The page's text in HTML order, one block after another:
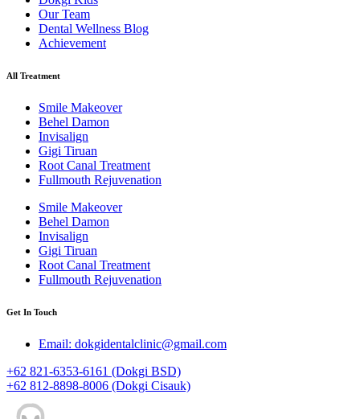
Our Team
Dental Wellness Blog
Achievement
All Treatment
Smile Makeover
Behel Damon
Invisalign
Gigi Tiruan
Root Canal Treatment
Fullmouth Rejuvenation
Smile Makeover
Behel Damon
Invisalign
Gigi Tiruan
Root Canal Treatment
Fullmouth Rejuvenation
Get In Touch
Email: dokgidentalclinic@gmail.com
+62 821-6353-6161 (Dokgi BSD)
+62 812-8898-8006 (Dokgi Cisauk)